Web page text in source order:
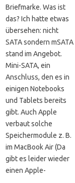
Briefmarke. Was ist
das? Ich hatte etwas
übersehen: nicht
SATA sondern mSATA
stand im Angebot.
Mini-SATA, ein
Anschluss, den es in
einigen Notebooks
und Tablets bereits
gibt. Auch Apple
verbaut solche
Speichermodule z. B.
im MacBook Air (Da
gibt es leider wieder
einen Apple-